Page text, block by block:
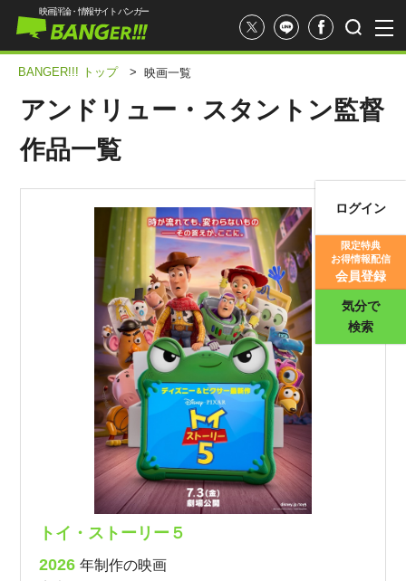
映画記事
映画評価
映画評論・情報サイト バンガー
ログイン
限定特典
お得情報配信
会員登録
気分で
検索
BANGER!!! トップ > 映画一覧
アンドリュー・スタントン監督
作品一覧
トイ・ストーリー５
2026年制作の映画